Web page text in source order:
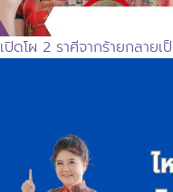
เปิดโผ 2 ราศีจากร้ายกลา